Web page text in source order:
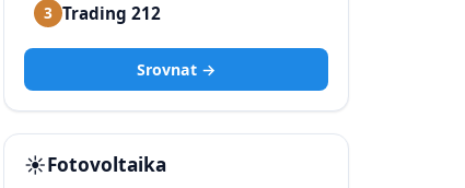
3 Trading 212
Srovnat →
☀️Fotovoltaika